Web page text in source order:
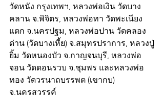
วัดหนัง กรุงเทพฯ, หลวงพ่อเงิน วัดบาง
คลาน จ.พิจิตร, หลวงพ่อทา วัดพะเนียง
แตก จ.นครปฐม, หลวงพ่อปาน วัดคลอง
ด่าน (วัดบางเหี้ย) จ.สมุทรปราการ, หลวงปู่
ยิ้ม วัดหนองบัว จ.กาญจนบุรี, หลวงพ่อ
จอน วัดดอนรวบ จ.ชุมพร และหลวงพ่อ
ทอง วัดวรนาถบรรพต (เขากบ)
จ.นครสวรรค์